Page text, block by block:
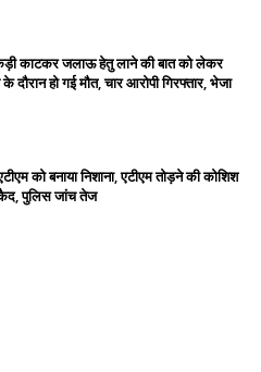
काटकर जलाऊ हेतु लाने की बात को लेकर
दौरान हो गई मौत, चार आरोपी गिरफ्तार, भेजा
को बनाया निशाना, एटीएम तोड़ने की कोशिश
पुलिस जांच तेज